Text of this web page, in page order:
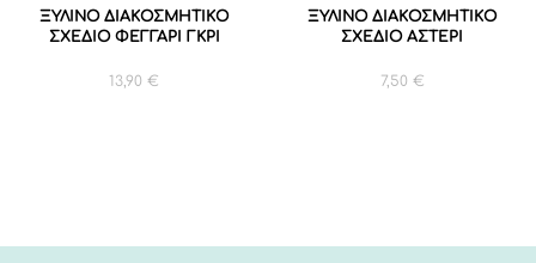
ΞΥΛΙΝΟ ΔΙΑΚΟΣΜΗΤΙΚΟ
ΣΧΕΔΙΟ ΦΕΓΓΑΡΙ ΓΚΡΙ
13,90 €
ΞΥΛΙΝΟ ΔΙΑΚΟΣΜΗΤΙΚΟ
ΣΧΕΔΙΟ ΑΣΤΕΡΙ
7,50 €